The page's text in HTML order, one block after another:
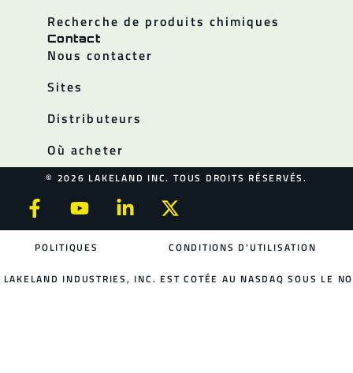
Recherche de produits chimiques
Contact
Nous contacter
Sites
Distributeurs
Où acheter
© 2026 LAKELAND INC. TOUS DROITS RÉSERVÉS.
POLITIQUES CONDITIONS D'UTILISATION
LAKELAND INDUSTRIES, INC. EST COTÉE AU NASDAQ SOUS LE